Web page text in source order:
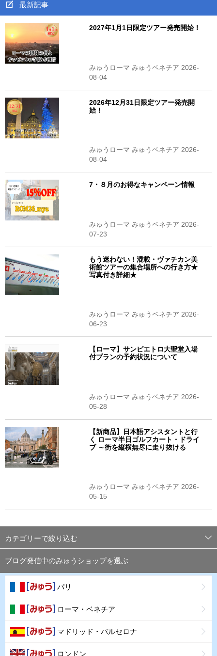
最新記事
2027年1月1日限定ツアー発売開始！
みゅうローマ みゅうベネチア 2026-
08-04
2026年12月31日限定ツアー発売開
始！
みゅうローマ みゅうベネチア 2026-
08-04
7・８月のお得なキャンペーン情報
みゅうローマ みゅうベネチア 2026-
07-23
もう迷わない！混載・ヴァチカン美
術館ツアーの集合場所への行き方★
写真付き詳細★
みゅうローマ みゅうベネチア 2026-
06-23
【ローマ】サンピエトロ大聖堂入場
付プランの予約状況について
みゅうローマ みゅうベネチア 2026-
05-28
【新商品】日本語アシスタントと行
く ローマ半日ゴルフカート・ドライ
ブ ～街を縦横無尽に走り抜ける
みゅうローマ みゅうベネチア 2026-
05-15
カテゴリーで絞り込む
ブログ発信中のみゅうショップを選ぶ
パリ
ローマ・ベネチア
マドリッド・バルセロナ
ロンドン